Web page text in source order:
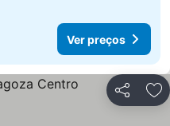
Ver preços
Partilhar